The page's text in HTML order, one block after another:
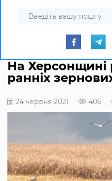
На Херсонщині
ранніх
24 червня 2021 406